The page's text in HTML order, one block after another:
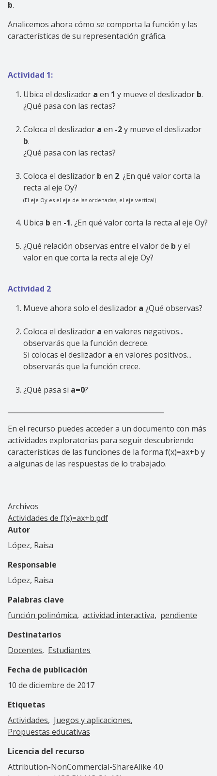
b.
Analicemos ahora cómo se comporta la función y las
características de su representación gráfica.
Actividad 1:
Ubica el deslizador a en 1 y mueve el deslizador b.
¿Qué pasa con las rectas?
Coloca el deslizador a en -2y mueve el deslizador
b.
¿Qué pasa con las rectas?
Coloca el deslizador b en 2. ¿En qué valor corta la
recta al eje Oy?
(El eje Oy es el eje de las ordenadas, el eje vertical)
Ubica b en -1. ¿En qué valor corta la recta al eje Oy?
¿Qué relación observas entre el valor de b y el
valor en que corta la recta al eje Oy?
Actividad 2
Mueve ahora solo el deslizador a ¿Qué observas?
Coloca el deslizador a en valores negativos...
observarás que la función decrece.
Si colocas el deslizador a en valores positivos...
observarás que la función crece.
¿Qué pasa si a=0?
En el recurso puedes acceder a un documento con más
actividades exploratorias para seguir descubriendo
características de las funciones de la forma f(x)=ax+b y
a algunas de las respuestas de lo trabajado.
Archivos
Actividades de f(x)=ax+b.pdf
Autor
López, Raisa
Responsable
López, Raisa
Palabras clave
función polinómica actividad interactiva
pendiente
Destinatarios
Docentes
Estudiantes
Fecha de publicación
10 de diciembre de 2017
Etiquetas
Actividades
Juegos y aplicaciones
Propuestas educativas
Licencia del recurso
Attribution-NonCommercial-ShareAlike 4.0